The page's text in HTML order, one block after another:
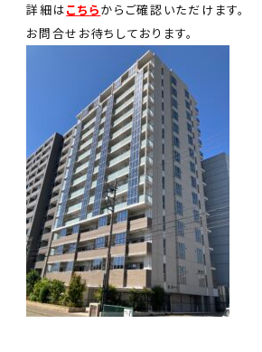
松本支店 0263-88-8430
詳細はこちらからご確認いただけます。
お問合せお待ちしております。